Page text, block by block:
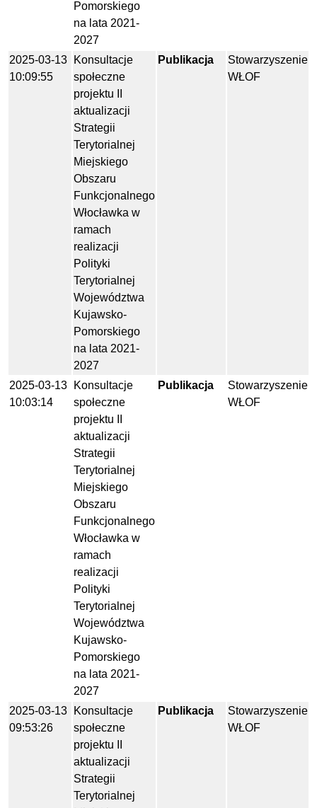
Pomorskiego
na lata 2021-
2027
2025-03-13
10:09:55
Konsultacje
społeczne
projektu II
aktualizacji
Strategii
Terytorialnej
Miejskiego
Obszaru
Funkcjonalnego
Włocławka w
ramach
realizacji
Polityki
Terytorialnej
Województwa
Kujawsko-
Pomorskiego
na lata 2021-
2027
Publikacja
Stowarzyszenie
WŁOF
2025-03-13
10:03:14
Konsultacje
społeczne
projektu II
aktualizacji
Strategii
Terytorialnej
Miejskiego
Obszaru
Funkcjonalnego
Włocławka w
ramach
realizacji
Polityki
Terytorialnej
Województwa
Kujawsko-
Pomorskiego
na lata 2021-
2027
Publikacja
Stowarzyszenie
WŁOF
2025-03-13
09:53:26
Konsultacje
społeczne
projektu II
aktualizacji
Strategii
Terytorialnej
Publikacja
Stowarzyszenie
WŁOF